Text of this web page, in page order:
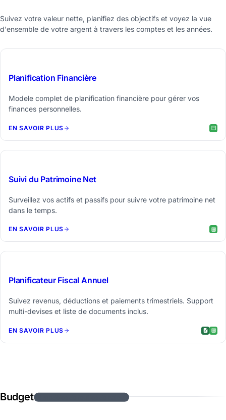
Suivez votre valeur nette, planifiez des objectifs et voyez la vue
d'ensemble de votre argent à travers les comptes et les années.
Planification Financière
Modele complet de planification financière pour gérer vos
finances personnelles.
EN SAVOIR PLUS
Suivi du Patrimoine Net
Surveillez vos actifs et passifs pour suivre votre patrimoine net
dans le temps.
EN SAVOIR PLUS
Planificateur Fiscal Annuel
Suivez revenus, déductions et paiements trimestriels. Support
multi-devises et liste de documents inclus.
EN SAVOIR PLUS
Budget